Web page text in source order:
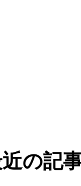
の記